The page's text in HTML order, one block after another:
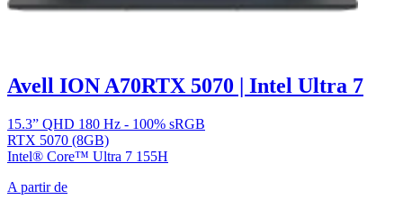
Avell ION A70RTX 5070 | Intel Ultra 7
15.3” QHD 180 Hz - 100% sRGB
RTX 5070 (8GB)
Intel® Core™ Ultra 7 155H
A partir de